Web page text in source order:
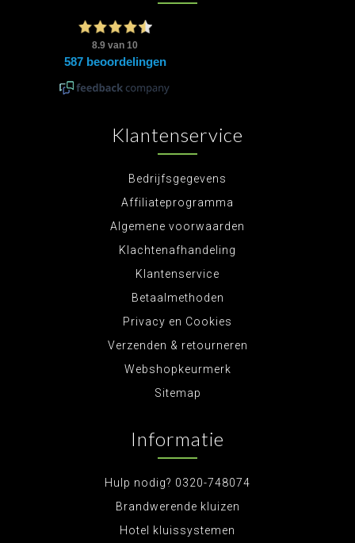
Klantenservice
Bedrijfsgegevens
Affiliateprogramma
Algemene voorwaarden
Klachtenafhandeling
Klantenservice
Betaalmethoden
Privacy en Cookies
Verzenden & retourneren
Webshopkeurmerk
Sitemap
Informatie
Hulp nodig? 0320-748074
Brandwerende kluizen
Hotel kluissystemen